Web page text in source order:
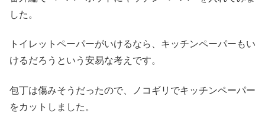
した。
トイレットペーパーがいけるなら、キッチンペーパーもい
けるだろうという安易な考えです。
包丁は傷みそうだったので、ノコギリでキッチンペーパー
をカットしました。